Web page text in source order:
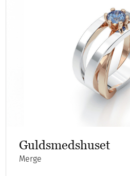
Guldsmedshuset
Merge